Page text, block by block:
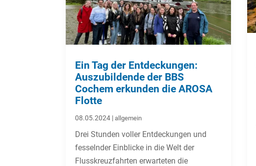
Ein Tag der Entdeckungen:
Auszubildende der BBS
Cochem erkunden die AROSA
Flotte
08.05.2024 |allgemein
Drei Stunden voller Entdeckungen und
fesselnder Einblicke in die Welt der
Flusskreuzfahrten erwarteten die